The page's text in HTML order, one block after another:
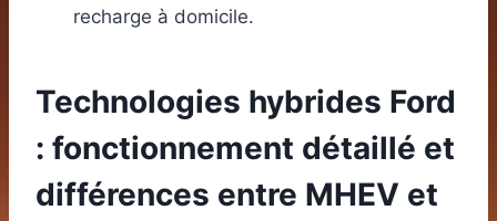
recharge à domicile.
Technologies hybrides Ford
: fonctionnement détaillé et
différences entre MHEV et